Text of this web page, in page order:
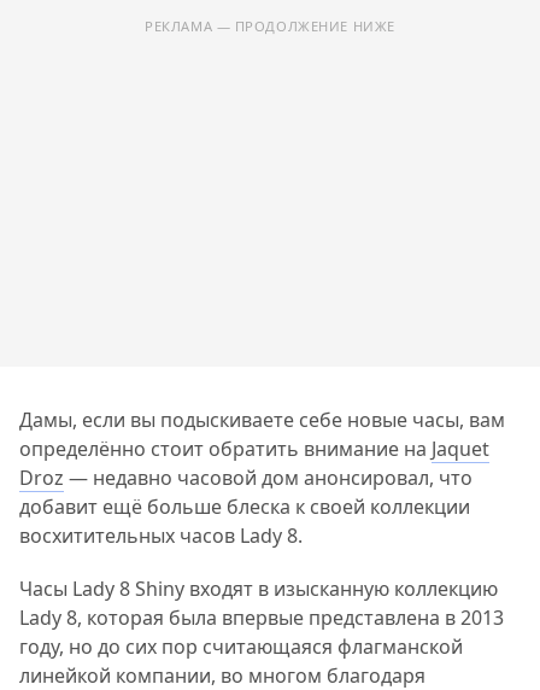
РЕКЛАМА — ПРОДОЛЖЕНИЕ НИЖЕ
Дамы, если вы подыскиваете себе новые часы, вам
определённо стоит обратить внимание на Jaquet
Droz — недавно часовой дом анонсировал, что
добавит ещё больше блеска к своей коллекции
восхитительных часов Lady 8.
Часы Lady 8 Shiny входят в изысканную коллекцию
Lady 8, которая была впервые представлена в 2013
году, но до сих пор считающаяся флагманской
линейкой компании, во многом благодаря